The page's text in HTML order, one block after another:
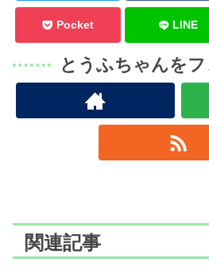
Pocket LINE
とうふちゃんを
関連記事